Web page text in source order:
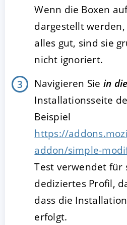
Wenn die Boxen
dargestellt
alles gut, sind sie
nicht ignoriert.
Navigieren Sie in
Installationsseite
Beispiel
https://
addon/simple-
Test verwendet für
dediziertes Profil,
dass die
erfolgt.